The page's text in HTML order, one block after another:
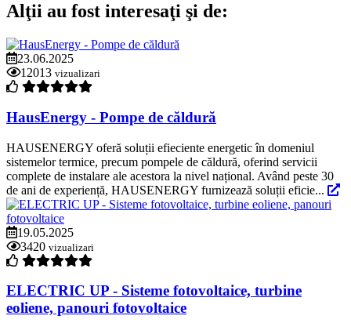
Alţii au fost interesaţi şi de:
23.06.2025
12013 vizualizari
HausEnergy - Pompe de căldură
HAUSENERGY oferă soluții efieciente energetic în domeniul
sistemelor termice, precum pompele de căldură, oferind servicii
complete de instalare ale acestora la nivel național. Având peste 30
de ani de experiență, HAUSENERGY furnizează soluții eficie...
19.05.2025
3420 vizualizari
ELECTRIC UP - Sisteme fotovoltaice, turbine
eoliene, panouri fotovoltaice